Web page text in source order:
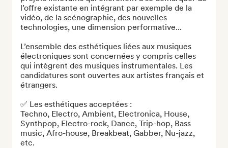
l’offre existante en intégrant par exemple de la
vidéo, de la scénographie, des nouvelles
technologies, une dimension performative...
L’ensemble des esthétiques liées aux musiques
électroniques sont concernées y compris celles
qui intègrent des musiques instrumentales. Les
candidatures sont ouvertes aux artistes français et
étrangers.
✅ Les esthétiques acceptées :
Techno, Electro, Ambient, Electronica, House,
Synthpop, Electro-rock, Dance, Trip-hop, Bass
music, Afro-house, Breakbeat, Gabber, Nu-jazz,
etc.